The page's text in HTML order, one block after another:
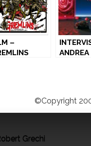
–
ANDREA
©Copyright
Grechi